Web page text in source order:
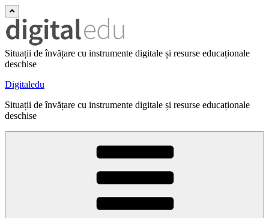
Situații de învățare cu instrumente digitale și resurse educaționale
deschise
Digitaledu
Situații de învățare cu instrumente digitale și resurse educaționale
deschise